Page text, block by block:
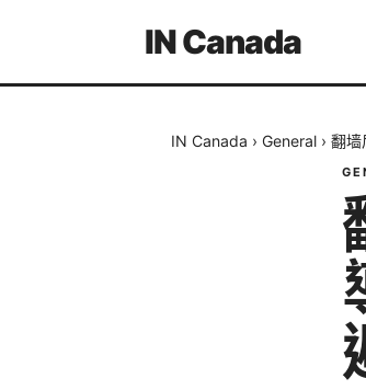
IN Canada
IN Canada › General › 翻墙